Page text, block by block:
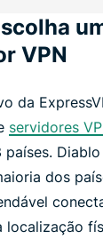
VPN
da
servidores
países.
dos
localização